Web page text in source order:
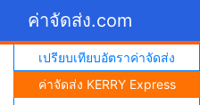
ค่าจัดส่ง.com
เปรียบเทียบอัตราค่าจัดส่ง
ค่าจัดส่ง KERRY Express